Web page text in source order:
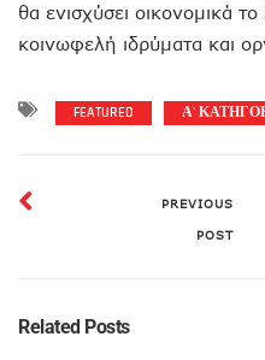
θα ενισχύσει οικονομικά
κοινωφελή ιδρύματα και
FEATURED Α'
PREVIOUS
POST
Related Posts